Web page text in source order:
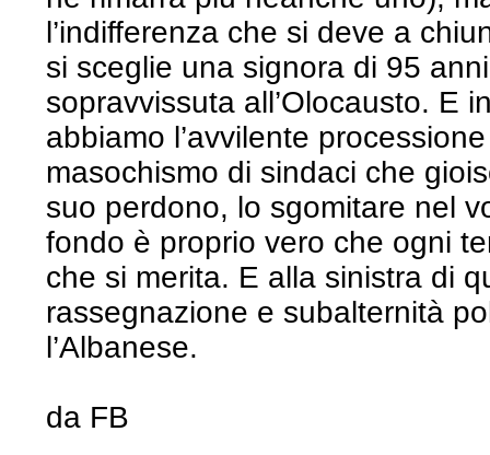
l’indifferenza che si deve a
si sceglie una signora di 95
sopravvissuta all’Olocausto. E
abbiamo l’avvilente
masochismo di sindaci che
suo perdono, lo sgomitare nel
fondo è proprio vero che ogni
che si merita. E alla sinistra di
rassegnazione e subalternità
l’Albanese.
da FB